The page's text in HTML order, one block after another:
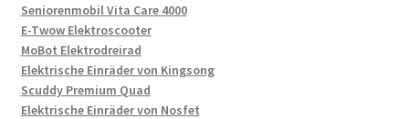
Seniorenmobil Vita Care 4000
E-Twow Elektroscooter
MoBot Elektrodreirad
Elektrische Einräder von Kingsong
Scuddy Premium Quad
Elektrische Einräder von Nosfet